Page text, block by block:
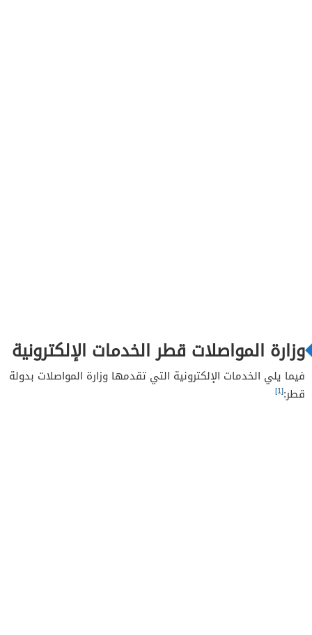
وزارة المواصلات قطر الخدمات الإلكترونية
فيما يلي الخدمات الإلكترونية التي تقدمها وزارة المواصلات بدولة
قطر:[1]